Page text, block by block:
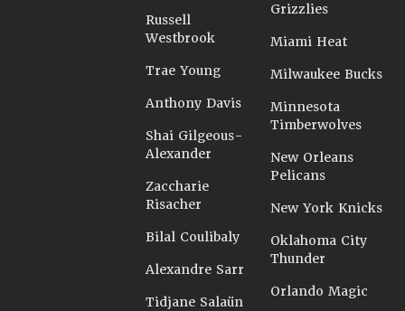
Russell
Westbrook
Trae Young
Anthony Davis
Shai Gilgeous-
Alexander
Zaccharie
Risacher
Bilal Coulibaly
Alexandre Sarr
Tidjane Salaün
Grizzlies
Miami Heat
Milwaukee Bucks
Minnesota
Timberwolves
New Orleans
Pelicans
New York Knicks
Oklahoma City
Thunder
Orlando Magic